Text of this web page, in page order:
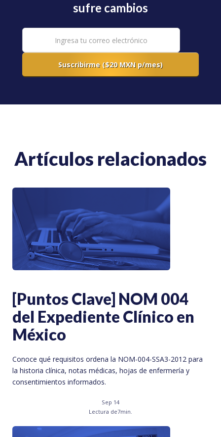
sufre cambios
Artículos relacionados
[Puntos Clave] NOM 004
del Expediente Clínico en
México
Conoce qué requisitos ordena la NOM-004-SSA3-2012 para
la historia clínica, notas médicas, hojas de enfermería y
consentimientos informados.
Sep 14
Lectura de7min.